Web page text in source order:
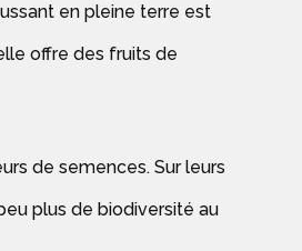
en pleine terre est
offre des fruits de
de semences. Sur leurs
plus de biodiversité au